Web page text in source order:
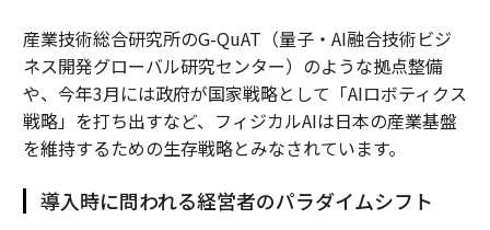
産業技術総合研究所のG-QuAT（量子・AI融合技術ビジ
ネス開発グローバル研究センター）のような拠点整備
や、今年3月には政府が国家戦略として「AIロボティクス
戦略」を打ち出すなど、フィジカルAIは日本の産業基盤
を維持するための生存戦略とみなされています。
導入時に問われる経営者のパラダイムシフト